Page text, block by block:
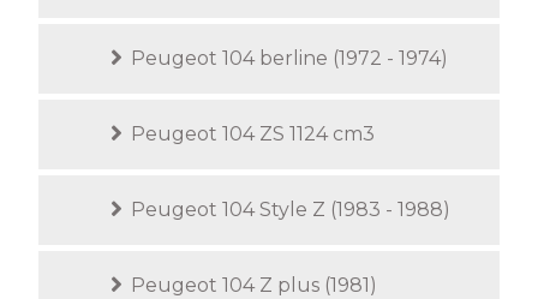
Peugeot 104 berline (1972 - 1974)
Peugeot 104 ZS 1124 cm3
Peugeot 104 Style Z (1983 - 1988)
Peugeot 104 Z plus (1981)